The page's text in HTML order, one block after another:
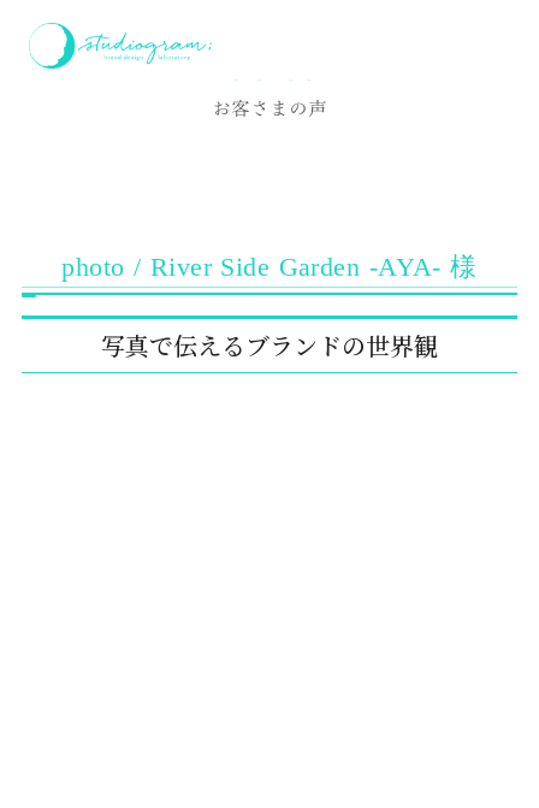
ホーム お客様の声
Voice
お客さまの声
photo / River Side Garden -AYA- 様
写真で伝えるブランドの世界観